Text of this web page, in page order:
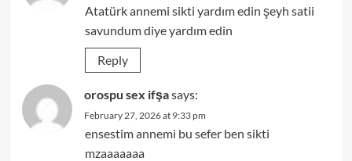
Atatürk annemi sikti yardım edin şeyh satii
savundum diye yardım edin
Reply
orospu sex ifşasays:
February 27, 2026 at 9:33 pm
ensestim annemi bu sefer ben sikti
mzaaaaaaa